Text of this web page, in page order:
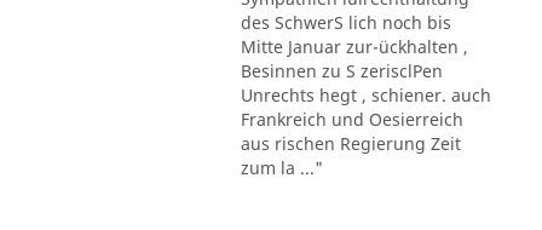
des SchwerS lich noch bis
Mitte Januar zur-ückhalten ,
Besinnen zu S zerisclPen
Unrechts hegt , schiener. auch
Frankreich und Oesierreich
aus rischen Regierung Zeit
zum la ..."